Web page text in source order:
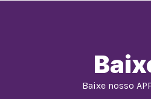
Baixe nosso